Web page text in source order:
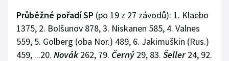
Průběžné pořadí SP (po 19 z 27 závodů): 1. Klaebo
1375, 2. Bolšunov 878, 3. Niskanen 585, 4. Valnes
559, 5. Golberg (oba Nor.) 489, 6. Jakimuškin (Rus.)
459, ...20. Novák 262, 79. Černý 29, 83. Šeller 24, 92.